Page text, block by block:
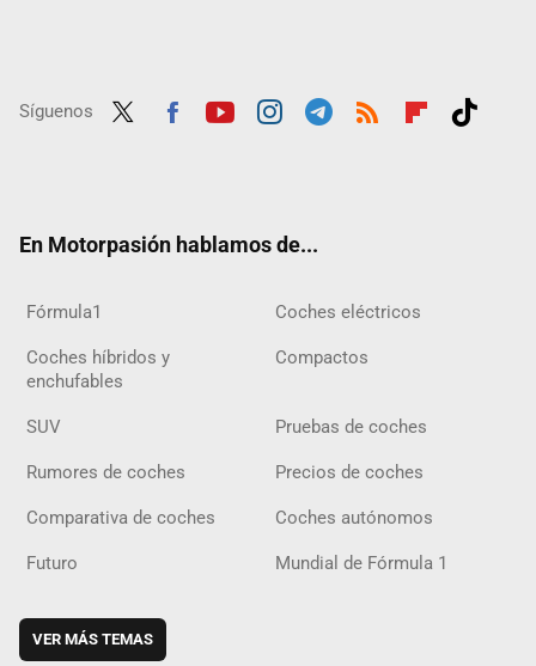
Síguenos
En Motorpasión hablamos de...
Fórmula1 Coches eléctricos
Coches híbridos y
enchufables
Compactos
SUV Pruebas de coches
Rumores de coches Precios de coches
Comparativa de coches Coches autónomos
Futuro Mundial de Fórmula 1
VER MÁS TEMAS